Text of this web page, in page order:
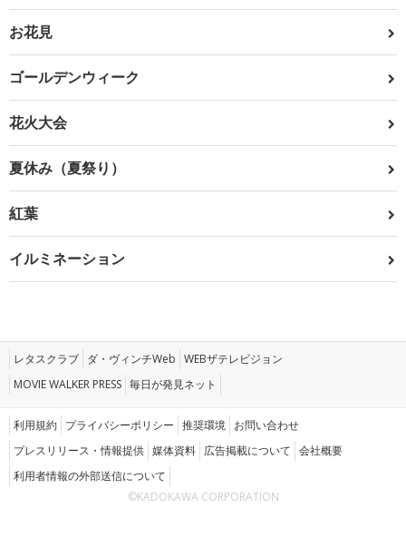
お花見
ゴールデンウィーク
花火大会
夏休み（夏祭り）
紅葉
イルミネーション
レタスクラブ ダ・ヴィンチWeb WEBザテレビジョン
MOVIE WALKER PRESS 毎日が発見ネット
利用規約 プライバシーポリシー 推奨環境 お問い合わせ
プレスリリース・情報提供 媒体資料 広告掲載について 会社概要
利用者情報の外部送信について
©KADOKAWA CORPORATION